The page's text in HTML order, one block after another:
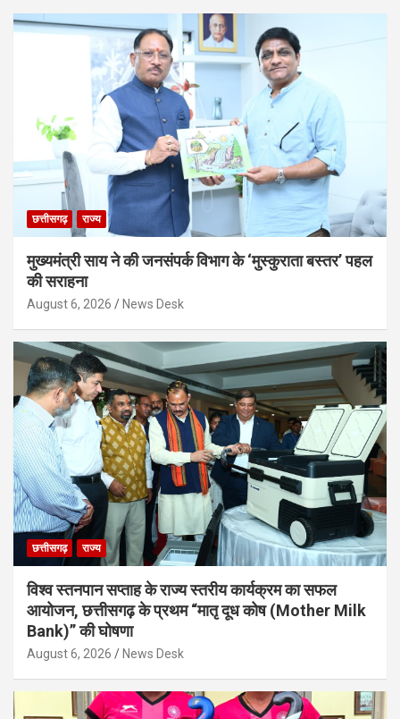
छत्तीसगढ़ राज्य
मुख्यमंत्री साय ने की जनसंपर्क विभाग के ‘मुस्कुराता बस्तर’ पहल
की सराहना
August 6, 2026 News Desk
छत्तीसगढ़ राज्य
विश्व स्तनपान सप्ताह के राज्य स्तरीय कार्यक्रम का सफल
आयोजन, छत्तीसगढ़ के प्रथम “मातृ दूध कोष (Mother Milk
Bank)” की घोषणा
August 6, 2026 News Desk